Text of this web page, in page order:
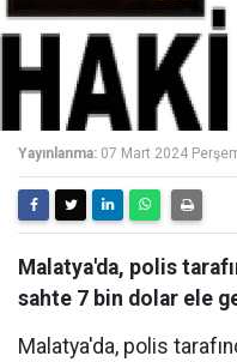
Yayınlanma: 07 Mart 2024
Malatya'da, polis
sahte 7 bin dolar ele
Malatya'da, polis